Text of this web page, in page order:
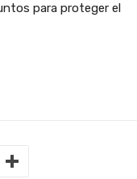
para proteger el